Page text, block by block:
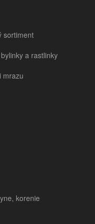
sortiment
a rastlinky
mrazu
korenie
pentaphyllum L.) / živá